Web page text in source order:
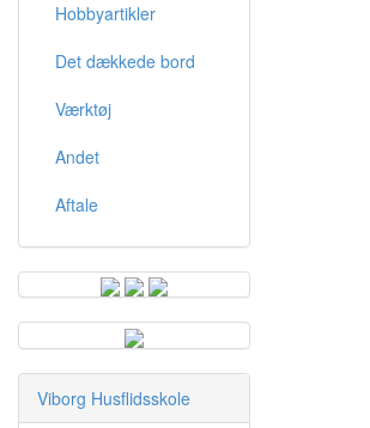
Hobbyartikler
Det dækkede bord
Værktøj
Andet
Aftale
Viborg Husflidsskole